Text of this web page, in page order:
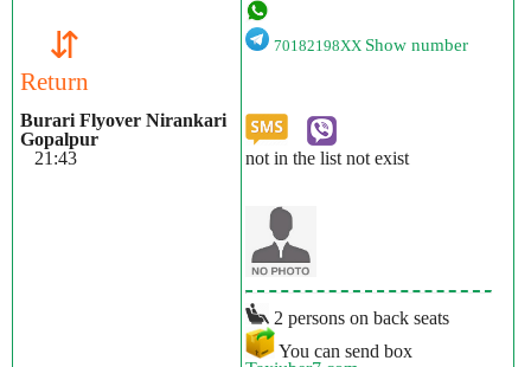
⇵
Return
Burari Flyover Nirankari
Gopalpur
21:43
70182198XX Show number
not in the list not exist
2 persons on back seats
You can send box